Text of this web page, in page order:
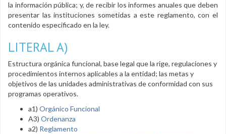
la información pública; y, de recibir los informes anuales que deben
presentar las instituciones sometidas a este reglamento, con el
contenido especificado en la ley.
LITERAL A)
Estructura orgánica funcional, base legal que la rige, regulaciones y
procedimientos internos aplicables a la entidad; las metas y
objetivos de las unidades administrativas de conformidad con sus
programas operativos.
a1) Orgánico Funcional
A3) Ordenanza
a2) Reglamento